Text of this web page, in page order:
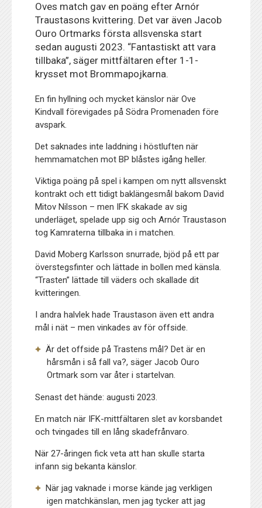
Oves match gav en poäng efter Arnór
Traustasons kvittering. Det var även Jacob
Ouro Ortmarks första allsvenska start
sedan augusti 2023. “Fantastiskt att vara
tillbaka”, säger mittfältaren efter 1-1-
krysset mot Brommapojkarna.
En fin hyllning och mycket känslor när Ove
Kindvall förevigades på Södra Promenaden före
avspark.
Det saknades inte laddning i höstluften när
hemmamatchen mot BP blåstes igång heller.
Viktiga poäng på spel i kampen om nytt allsvenskt
kontrakt och ett tidigt baklängesmål bakom David
Mitov Nilsson – men IFK skakade av sig
underläget, spelade upp sig och Arnór Traustason
tog Kamraterna tillbaka in i matchen.
David Moberg Karlsson snurrade, bjöd på ett par
överstegsfinter och lättade in bollen med känsla.
“Trasten” lättade till väders och skallade dit
kvitteringen.
I andra halvlek hade Traustason även ett andra
mål i nät – men vinkades av för offside.
Är det offside på Trastens mål? Det är en
hårsmån i så fall va?, säger Jacob Ouro
Ortmark som var åter i startelvan.
Senast det hände: augusti 2023.
En match när IFK-mittfältaren slet av korsbandet
och tvingades till en lång skadefrånvaro.
När 27-åringen fick veta att han skulle starta
infann sig bekanta känslor.
När jag vaknade i morse kände jag verkligen
igen matchkänslan, men jag tycker att jag